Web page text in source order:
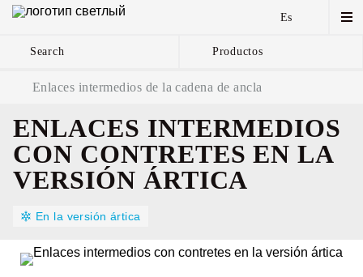
Es
Search Productos
componentes
Enlaces intermedios de la cadena de ancla
ENLACES INTERMEDIOS
CON CONTRETES EN LA
VERSIÓN ÁRTICA
En la versión ártica